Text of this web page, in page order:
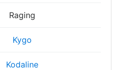
Raging
Kygo
Kodaline